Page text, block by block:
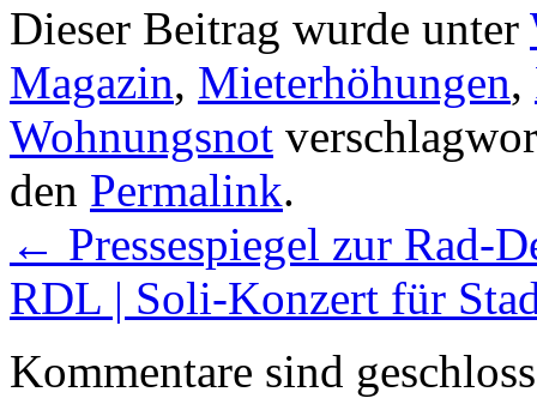
Dieser Beitrag wurde unter
Magazin, Mieterhöhungen,
Wohnungsnot
den Permalink.
← Pressespiegel zur Rad-
RDL | Soli-Konzert für
Kommentare sind